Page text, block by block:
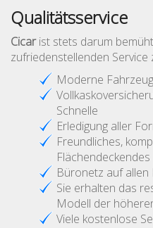
Qualitätsservice
Cicarist stets darum
zufriedenstellenden Service
Moderne
Schnelle
Erledigung aller
Freundliches,
Flächendeckendes
Büronetz auf allen
Sie erhalten das
Modell der
Viele kostenlose